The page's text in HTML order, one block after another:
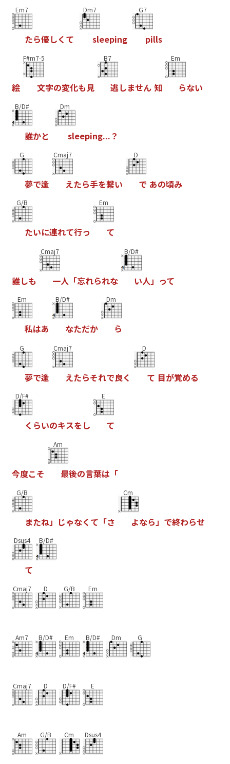
Em7
たら優しく て
Dm7
sleeping
G7
pills
絵
F#m7-5
文字の変化も見
B7
逃しません 知
Em
らない
B/D#
誰かと
Dm
sleeping... ？
G
夢で逢
Cmaj7
えたら手を繋い
D
で あの頃み
G/B
たいに連れて行っ
Em
て
誰しも
Cmaj7
一人 「忘れられな
B/D#
い人 」 って
Em
私はあ
B/D#
なただか
Dm
ら
G
夢で逢
Cmaj7
えたらそれで良く
D
て 目が覚める
D/F#
く らいのキスをし
E
て
今度こそ
Am
最後の言葉は 「
G/B
またね」 じゃなく て 「さ
Cm
よなら 」 で終わらせ
Dsus4
て
B/D#
Cmaj7 D G/B Em
Am7 B/D# Em B/D# Dm G
Cmaj7 D D/F# E
Am G/B Cm Dsus4